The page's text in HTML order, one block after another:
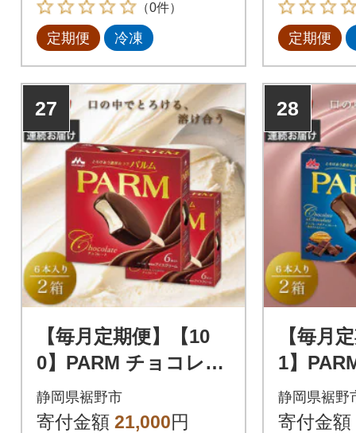
（0件）
定期便 冷凍 定期便
27
【毎月定期便】【10
0】PARM チョコレー
ト(マルチ) 6本×2箱全
2回
静岡県裾野市
寄付金額 21,000円
28
【毎月
1】
ト&チョ
選カカ
静岡県裾野
寄付金額